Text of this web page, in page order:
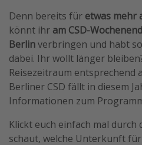
Weitere Themen
Reise Journal
Familienurlaub in der Türkei
Rundreisen in Thailand
Bahnreisen in der Schweiz
Reisepassfreie Reiseziele
Travel Know How
Denn bereits für etwas mehr
könnt ihr am CSD-
Berlinverbringen und habt
dabei. Ihr wollt länger
Reisezeitraum entsprechend
Berliner CSD fällt in diesem
Informationen zum
Klickt euch einfach mal durch
schaut, welche Unterkunft